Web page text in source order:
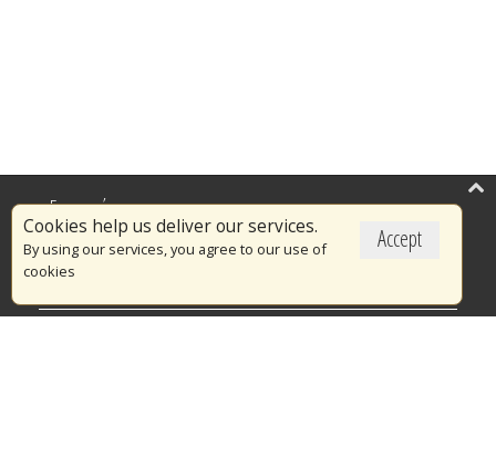
Accept
Cookies help us deliver our services.
By using our services, you agree to our use of
cookies
Επικαιρότητα
Το Πυροσβεστικό Σώμα